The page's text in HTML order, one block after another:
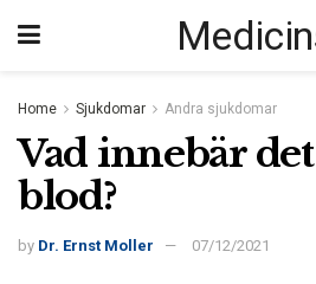
Home Sjukdomar Andra sjukdomar
Vad innebär
blod?
by Dr. Ernst Moller 07/12/2021